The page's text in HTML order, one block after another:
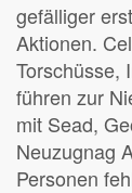
gefälliger
Aktionen.
Torschüsse,
führen zur
mit Sead,
Neuzugnag
Personen